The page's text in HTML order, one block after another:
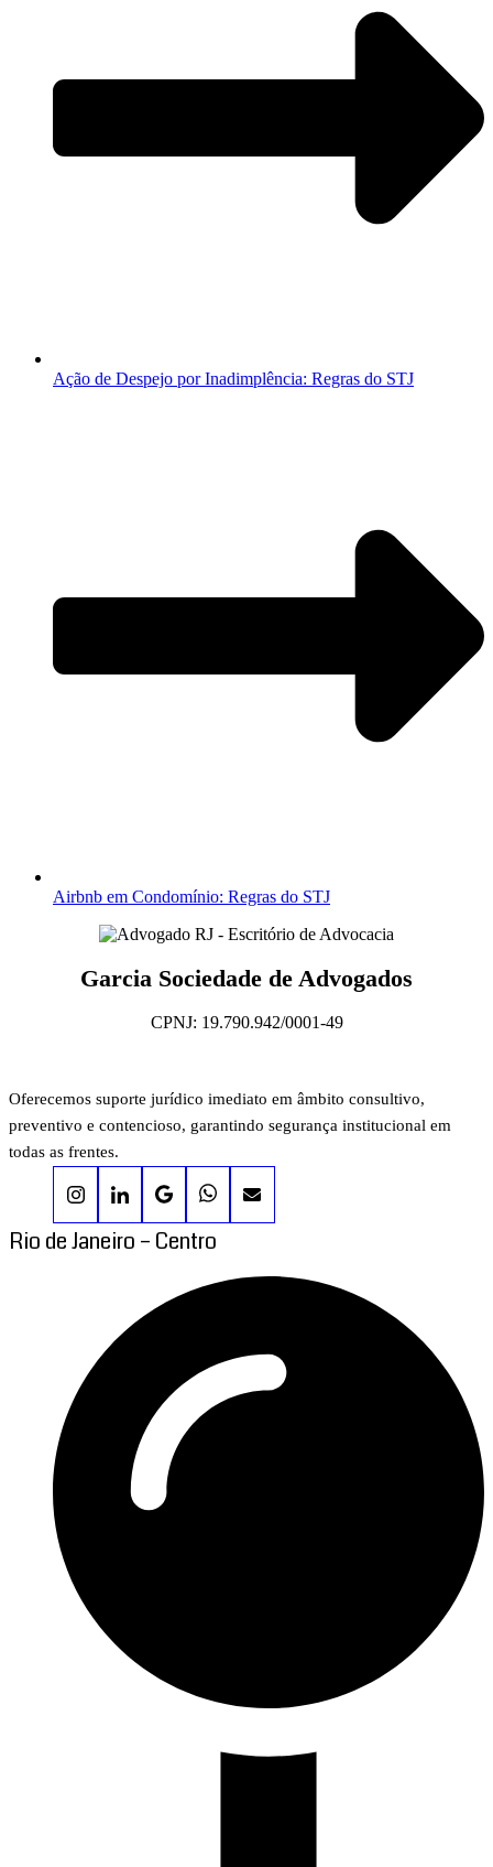
Ação de Despejo por Inadimplência: Regras do STJ
Airbnb em Condomínio: Regras do STJ
Garcia Sociedade de Advogados
CPNJ: 19.790.942/0001-49
Oferecemos suporte jurídico imediato em âmbito consultivo,
preventivo e contencioso, garantindo segurança institucional em
todas as frentes.
Rio de Janeiro – Centro